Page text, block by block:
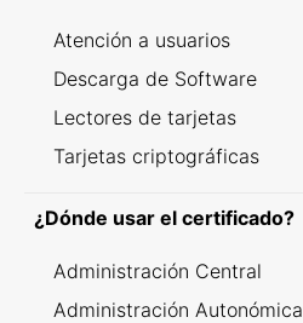
Atención a usuarios
Descarga de Software
Lectores de tarjetas
Tarjetas criptográficas
¿Dónde usar el certificado?
Administración Central
Administración Autonómica